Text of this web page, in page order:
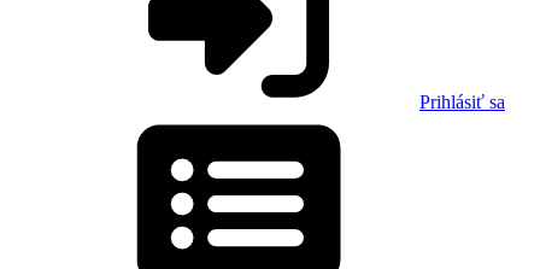
Prihlásiť sa